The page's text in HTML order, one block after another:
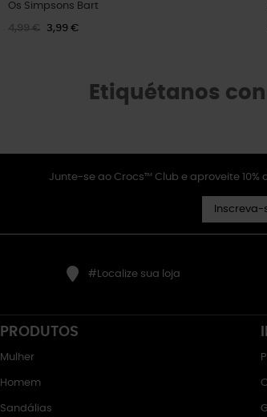
Os Simpsons Bart
4,99 € 3,99 €
Etiquétanos
Junte-se ao Crocs™ Club e aproveite
Inscreva-
#Localize sua loja
PRODUTOS
Mulher
Homem
Sandálias